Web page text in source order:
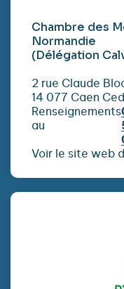
Chambre des
Normandie
(Délégation
2 rue Claude
14 077 Caen
Renseignements
au
Voir le site web